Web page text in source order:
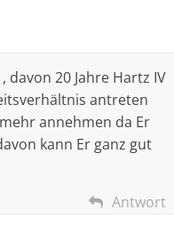
20 Jahre Hartz IV
antreten
annehmen da Er
kann Er ganz gut
Antwort